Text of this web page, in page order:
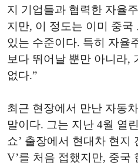
지 기업들과 협력한 자율
지만, 이 정도는 이미 중국
있는 수준이다. 특히 자율
보다 뛰어날 뿐만 아니라,
없다.”
최근 현장에서 만난 자동
말이다. 그는 지난 4월 열
쇼’ 출장에서 현대차 현지
V’를 처음 접했지만, 중국